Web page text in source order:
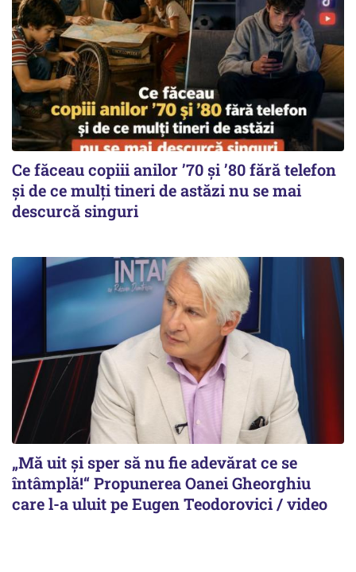
Ce făceau copiii anilor ’70 și ’80 fără telefon
și de ce mulți tineri de astăzi nu se mai
descurcă singuri
„Mă uit și sper să nu fie adevărat ce se
întâmplă!“ Propunerea Oanei Gheorghiu
care l-a uluit pe Eugen Teodorovici / video